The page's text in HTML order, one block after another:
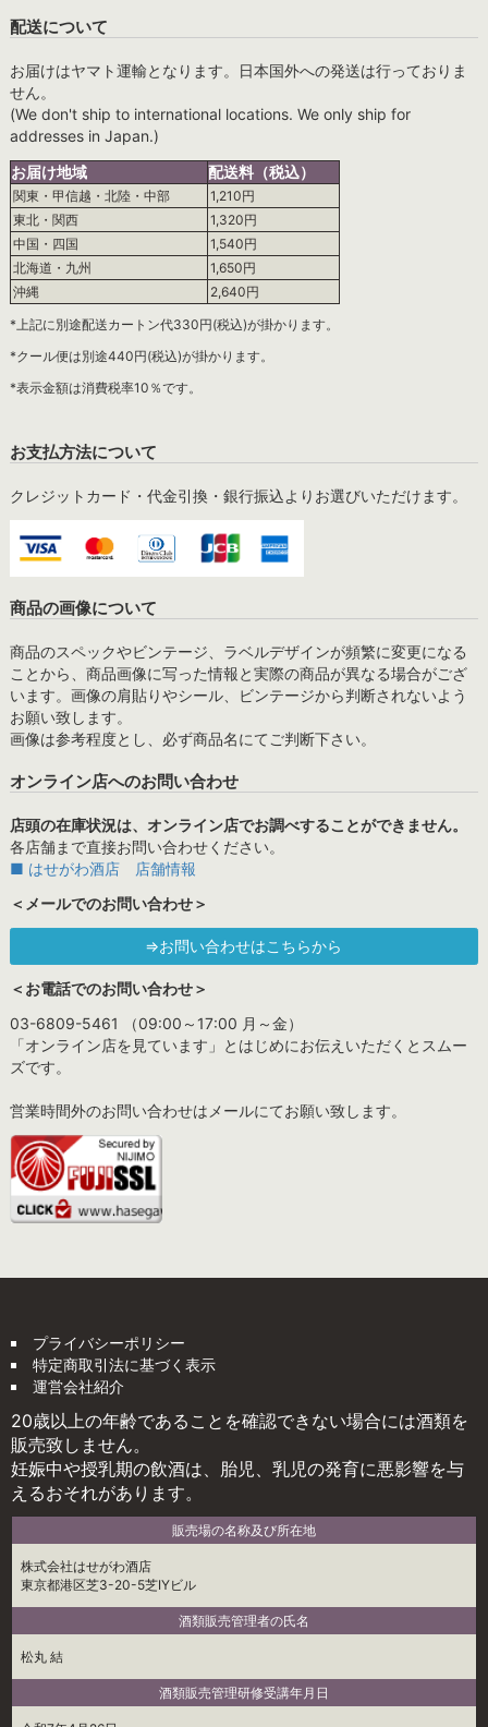
配送について
お届けはヤマト運輸となります。日本国外への発送は行っておりま
せん。
(We don't ship to international locations. We only ship for
addresses in Japan.)
お届け地域
配送料（税込）
関東・甲信越・北陸・中部
1,210円
東北・関西
1,320円
中国・四国
1,540円
北海道・九州
1,650円
沖縄
2,640円
*上記に別途配送カートン代330円(税込)が掛かります。
*クール便は別途440円(税込)が掛かります。
*表示金額は消費税率10％です。
お支払方法について
クレジットカード・代金引換・銀行振込よりお選びいただけます。
商品の画像について
商品のスペックやビンテージ、ラベルデザインが頻繁に変更になる
ことから、商品画像に写った情報と実際の商品が異なる場合がござ
います。画像の肩貼りやシール、ビンテージから判断されないよう
お願い致します。
画像は参考程度とし、必ず商品名にてご判断下さい。
オンライン店へのお問い合わせ
店頭の在庫状況は、オンライン店でお調べすることができません。
各店舗まで直接お問い合わせください。
■ はせがわ酒店 店舗情報
＜メールでのお問い合わせ＞
⇒お問い合わせはこちらから
＜お電話でのお問い合わせ＞
03-6809-5461 （09:00～17:00 月～金）
「オンライン店を見ています」とはじめにお伝えいただくとスムー
ズです。
営業時間外のお問い合わせはメールにてお願い致します。
プライバシーポリシー
特定商取引法に基づく表示
運営会社紹介
20歳以上の年齢であることを確認できない場合には酒類を
販売致しません。
妊娠中や授乳期の飲酒は、胎児、乳児の発育に悪影響を与
えるおそれがあります。
販売場の名称及び所在地
株式会社はせがわ酒店
東京都港区芝3-20-5芝IYビル
酒類販売管理者の氏名
松丸 結
酒類販売管理研修受講年月日